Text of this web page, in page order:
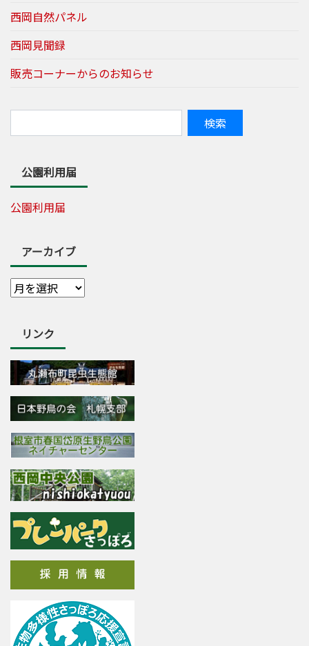
西岡自然パネル
西岡見聞録
販売コーナーからのお知らせ
公園利用届
公園利用届
アーカイブ
リンク